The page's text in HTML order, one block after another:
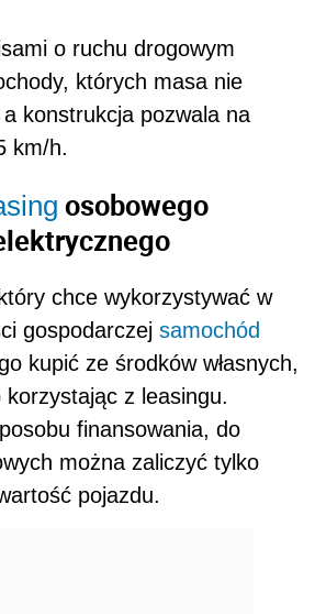
o ruchu drogowym
których masa nie
konstrukcja pozwala na
km/h.
osobowego
chce wykorzystywać w
gospodarczej samochód
kupić ze środków własnych,
korzystając z leasingu.
finansowania, do
można zaliczyć tylko
pojazdu.